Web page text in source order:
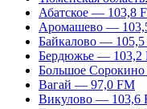
Абатское — 103,8
Аромашево —
Байкалово —
Бердюжье — 103,2
Большое
Вагай — 97,0 FM
Викулово — 103,6